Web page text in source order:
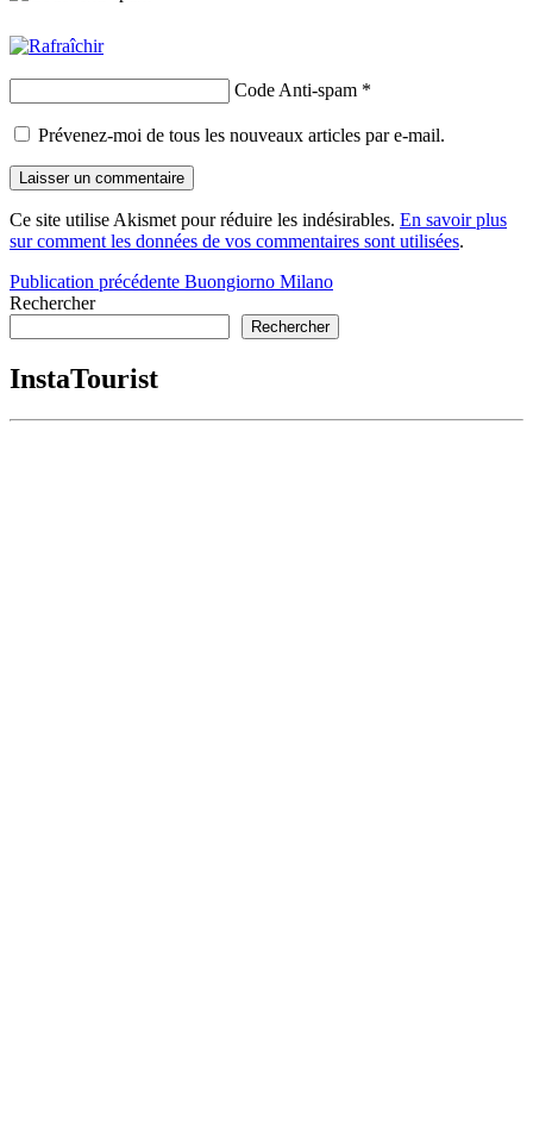
Code Anti-spam *
Prévenez-moi de tous les nouveaux articles par e-mail.
Ce site utilise Akismet pour réduire les indésirables. En savoir plus
sur comment les données de vos commentaires sont utilisées.
Navigation
de
Publication précédente Buongiorno Milano
Rechercher
Rechercher
InstaTourist